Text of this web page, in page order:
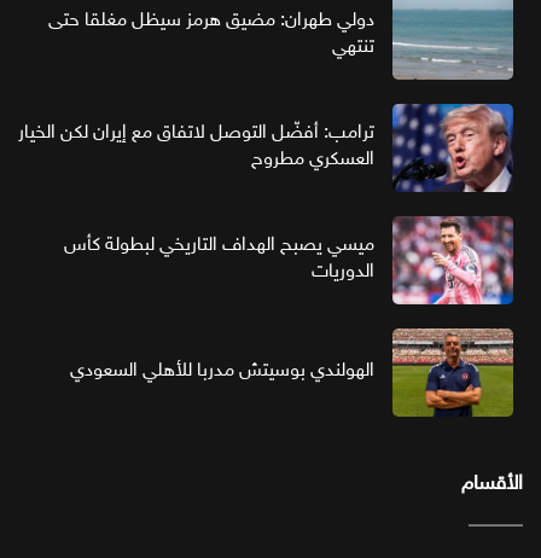
دولي طهران: مضيق هرمز سيظل مغلقا حتى
تنتهي
ترامب: أفضّل التوصل لاتفاق مع إيران لكن الخيار
العسكري مطروح
ميسي يصبح الهداف التاريخي لبطولة كأس
الدوريات
الهولندي بوسيتش مدربا للأهلي السعودي
الأقسام